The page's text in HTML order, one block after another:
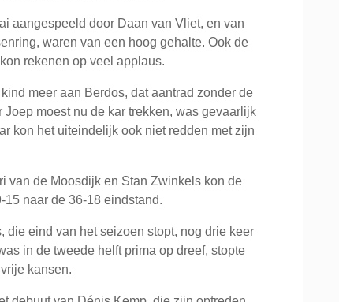
aangespeeld door Daan van Vliet, en van
waren van een hoog gehalte. Ook de
rekenen op veel applaus.
meer aan Berdos, dat aantrad zonder de
moest nu de kar trekken, was gevaarlijk
kon het uiteindelijk ook niet redden met zijn
van de Moosdijk en Stan Zwinkels kon de
naar de 36-18 eindstand.
die eind van het seizoen stopt, nog drie keer
in de tweede helft prima op dreef, stopte
kansen.